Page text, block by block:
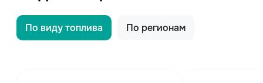
По виду топлива По регионам